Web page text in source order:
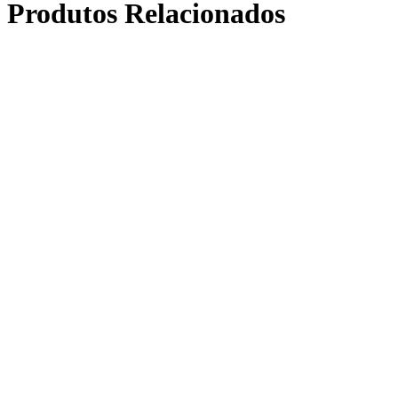
Produtos Relacionados